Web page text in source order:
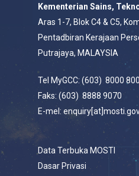
Kementerian Sains,
Aras 1-7, Blok C4 & C5,
Pentadbiran Kerajaan
Putrajaya, MALAYSIA
Tel MyGCC: (603) 8000
Faks: (603) 8888 9070
E-mel:
Data Terbuka MOSTI
Dasar Privasi